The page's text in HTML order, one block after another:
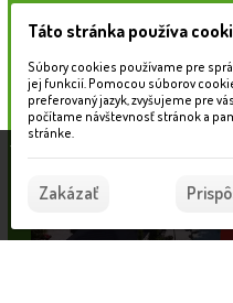
Naše
Táto stránka používa súbory
pomáhajú poskytovať služby.
služieb vyjadrujete súhlas s
Táto stránka používa
Súbory cookies používame pre
jej funkcií. Pomocou súborov
preferovaný jazyk, zvyšujeme pre
počítame návštevnosť stránok a
stránke.
Zakázať